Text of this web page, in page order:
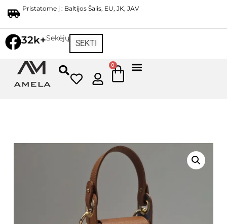
Pristatome į : Baltijos Šalis, EU, JK, JAV
32k+Sekėjų
SEKTI
0